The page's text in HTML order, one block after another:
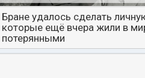
Бране удалось сделать
которые ещё вчера жили в
потерянными